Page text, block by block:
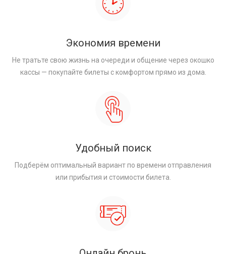
Экономия времени
Не тратьте свою жизнь на очереди и общение через окошко
кассы — покупайте билеты с комфортом прямо из дома.
Удобный поиск
Подберём оптимальный вариант по времени отправления
или прибытия и стоимости билета.